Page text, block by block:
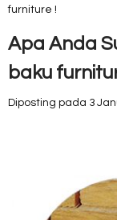
furniture !
Apa Anda
baku
Diposting pada 3